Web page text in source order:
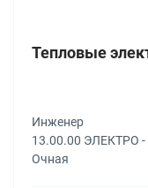
Тепловые
Инженер
13.00.00 ЭЛЕКТРО
Очная